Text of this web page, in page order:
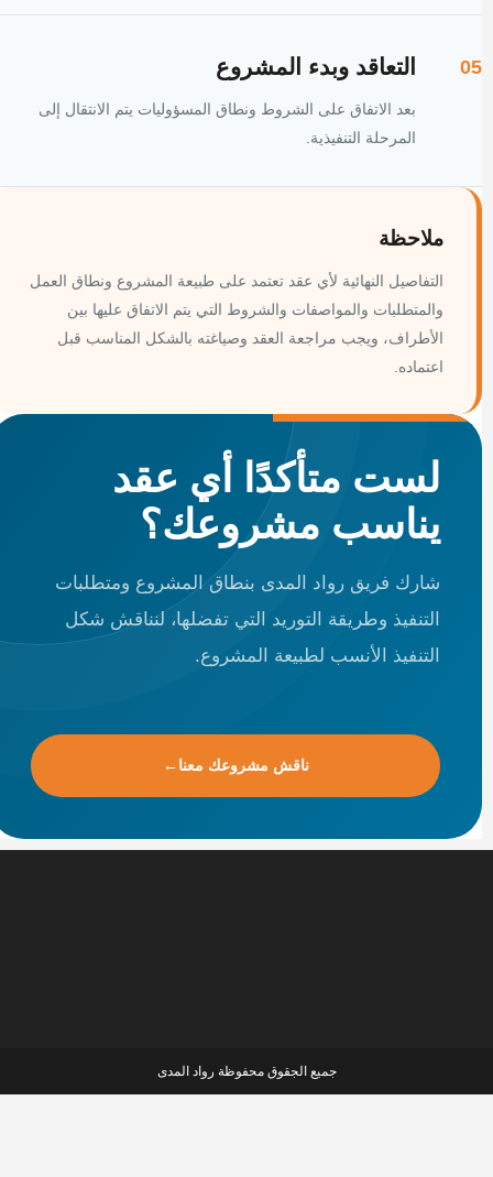
05 التعاقد وبدء المشروع
بعد الاتفاق على الشروط ونطاق المسؤوليات يتم الانتقال إلى
المرحلة التنفيذية.
ملاحظة
التفاصيل النهائية لأي عقد تعتمد على طبيعة المشروع ونطاق العمل
والمتطلبات والمواصفات والشروط التي يتم الاتفاق عليها بين
الأطراف، ويجب مراجعة العقد وصياغته بالشكل المناسب قبل
اعتماده.
لست متأكدًا أي عقد
يناسب مشروعك؟
شارك فريق رواد المدى بنطاق المشروع ومتطلبات
التنفيذ وطريقة التوريد التي تفضلها، لنناقش شكل
التنفيذ الأنسب لطبيعة المشروع.
ناقش مشروعك معنا←
جميع الجقوق محفوظة رواد المدى